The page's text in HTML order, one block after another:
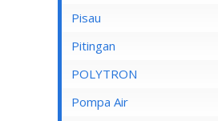
Lampu Spotlight
Pisau
Pitingan
POLYTRON
Pompa Air